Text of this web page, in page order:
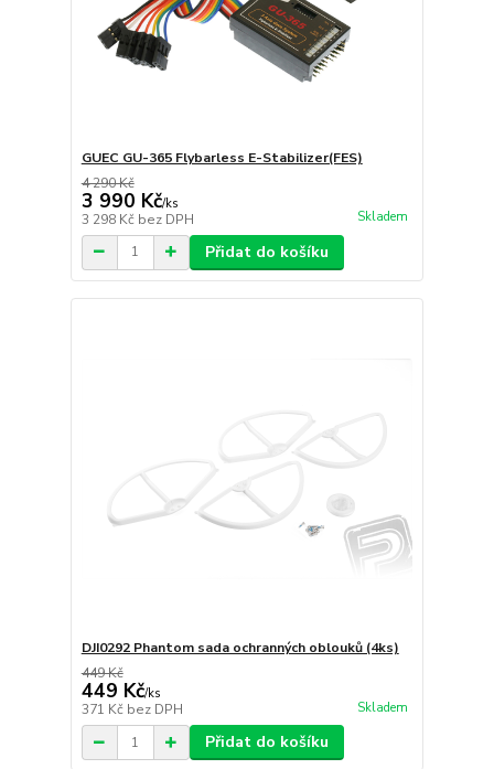
GUEC GU-365 Flybarless E-Stabilizer(FES)
4 290 Kč
3 990 Kč/ks
3 298 Kč bez DPH Skladem
Přidat do košíku
DJI0292 Phantom sada ochranných oblouků (4ks)
449 Kč
449 Kč/ks
371 Kč bez DPH Skladem
Přidat do košíku